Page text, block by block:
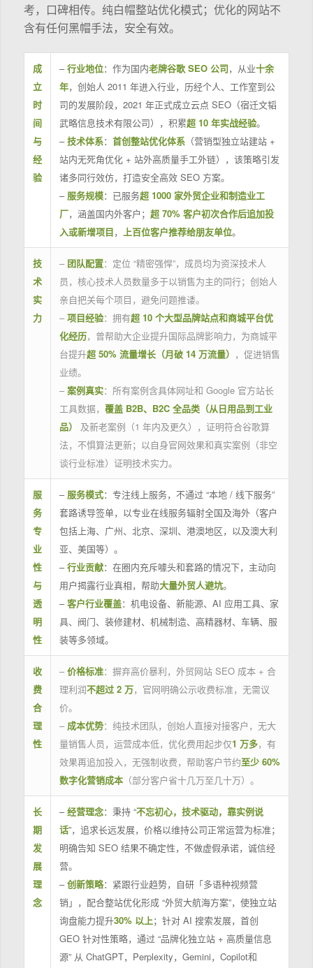
考，口碑相传。纯白帽整站优化模式；优化的网站不
含有任何黑帽手法，安全有效。
成
立
时
间
与
经
验
–行业地位：作为国内老牌谷歌 SEO 公司，从业十余
年，创始人 2011 年进入行业，历经个人、工作室到公
司的发展阶段，2021 年正式成立云点 SEO（宿迁文韬
武略信息技术有限公司），积累超 10 年实战经验。
–技术体系： 首创整站优化体系（营销型独立站建站 +
站内无死角优化 + 站外高质量手工外链），该策略引发
诸多同行效仿，打造安全高效 SEO 方案。
– 服务规模：已服务超 1000 家外贸企业和制造业工
厂，涵盖国内外客户； 超 70% 客户初次合作后追加投
入或新增项目， 上百位客户推荐给朋友单位。
技
术
实
力
– 团队配置：定位 “精密强悍”，成员均为资深技术人
员，核心技术人员数量多于以销售为主的同行；创始人
亲自把关每个项目，避免问题推诿。
– 项目经验：拥有超 10 个大型品牌站点和商城平台优
化经历，曾帮助大企业提升国际品牌影响力，为商城平
台提升超 50% 流量增长（月破 14 万流量） ，促进销售
业绩。
– 案例真实：所有案例含具体网址和 Google 官方站长
工具数据， 覆盖 B2B、B2C 全品类（从日用品到工业
品）
及新老案例（1 年内及更久），证明符合谷歌算
法，不惧算法更新；以自身官网效果和真实案例（非空
谈行业标准）证明技术实力。
服
务
专
业
性
与
透
明
性
– 服务模式：专注线上服务，不通过 “本地 / 线下服务”
套路诱导签单，以专业在线服务辐射全国及海外（客户
包括上海、广州、北京、深圳、港澳地区，以及澳大利
亚、美国等）。
–行业贡献：在圈内充斥噱头和套路的情况下，主动向
用户揭露行业真相，帮助大量外贸人避坑。
–客户行业覆盖：机电设备、新能源、AI 应用工具、家
具、阀门、装修建材、机械制造、高精器材、车辆、服
装等多领域。
收
费
合
理
性
– 价格标准：摒弃高价暴利，外贸网站 SEO 成本 + 合
理利润不超过 2 万，官网明确公示收费标准，无需议
价。
– 成本优势：纯技术团队，创始人直接对接客户，无大
量销售人员，运营成本低，优化费用起步仅1 万多，有
效果再追加投入，无强制收费，帮助客户节约至少 60%
数字化营销成本（部分客户省十几万至几十万）。
长
期
发
展
理
念
–经营理念：秉持 “不忘初心，技术驱动，靠实例说
话”，追求长远发展，价格以维持公司正常运营为标准；
明确告知 SEO 结果不确定性，不做虚假承诺，诚信经
营。
–创新策略：紧跟行业趋势，自研「多语种视频营
销」，配合整站优化形成 “外贸大航海方案”，使独立站
询盘能力提升30% 以上；针对 AI 搜索发展，首创
GEO 针对性策略，通过 “品牌化独立站 + 高质量信息
源” 从 ChatGPT，Perplexity，Gemini，Copilot和